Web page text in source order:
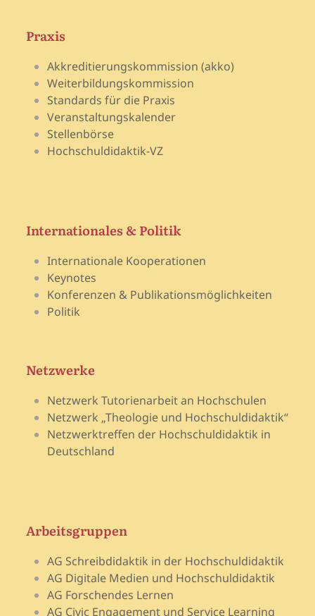
Praxis
Akkreditierungskommission (akko)
Weiterbildungskommission
Standards für die Praxis
Veranstaltungskalender
Stellenbörse
Hochschuldidaktik-VZ
Internationales & Politik
Internationale Kooperationen
Keynotes
Konferenzen & Publikationsmöglichkeiten
Politik
Netzwerke
Netzwerk Tutorienarbeit an Hochschulen
Netzwerk „Theologie und Hochschuldidaktik“
Netzwerktreffen der Hochschuldidaktik in
Deutschland
Arbeitsgruppen
AG Schreibdidaktik in der Hochschuldidaktik
AG Digitale Medien und Hochschuldidaktik
AG Forschendes Lernen
AG Civic Engagement und Service Learning